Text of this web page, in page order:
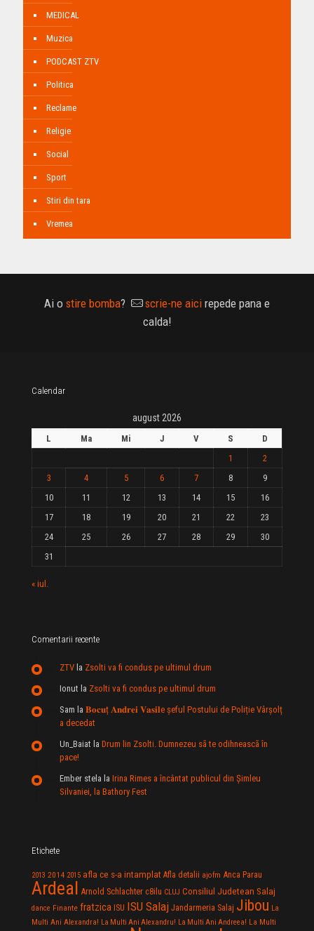
MEDICAL
Muzica
PODCAST ZTV
Politica
Reclame
Religie
Social
Sport
Stiri din tara
Vremea
Ai o stire bomba? scrie-ne aici repede pana e
calda!
Calendar
august 2026
L Ma Mi J V S
D
1
2
3
4 5 6 7 8
9
10
11 12 13 14 15
16
17
18 19 20 21 22
23
24
25 26 27 28 29
30
31
« iul.
Comentarii recente
ZTV la Zsolti va fi condus pe ultimul drum
Ionut la Zsolti va fi condus pe ultimul drum
Sam la 𝐁𝐨𝐜𝐮ț 𝐀𝐧𝐝𝐫𝐞𝐢 𝐕𝐚𝐬𝐢𝐥e şeful Postului de Poliție Vârșolț
a decedat
Un_Baiat la Drum lin Zsolti. Dumnezeu sã te odihneascã în
pace!
Ember stela la Irina Rimes a încântat publicul din Şimleu
Silvaniei, la Bathory Fest
Etichete
2013 2014 2015 afla ce s-a intamplat Afla detalii ajofm Anca Parau
Ardeal Arnold Schlachter c8ilu CLUJ Consiliul Judetean Salaj
dance Finante fratzica ISU ISU Salaj Jandarmeria Salaj Jibou La
Multi Ani Alexandra! La Multi Ani Alexandru! La Multi Ani Andreea! La Multi